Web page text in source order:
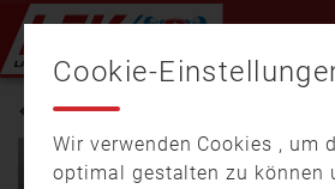
AUTOBAHN
Cookie-
Wir verwenden Cookies , um
optimal gestalten zu können